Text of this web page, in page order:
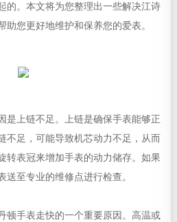
的。本文将为您整理出一些解决江诗
您更好地维护和保养您的爱表。
上链不足。上链是确保手表能够正
不足，可能导致机芯动力不足，从而
转表冠来增加手表的动力储存。如果
至专业的维修点进行检查。
手表走快的一个重要原因。高温或